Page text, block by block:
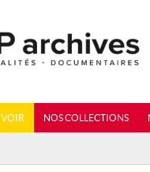
VOIR NOS COLLECTIONS